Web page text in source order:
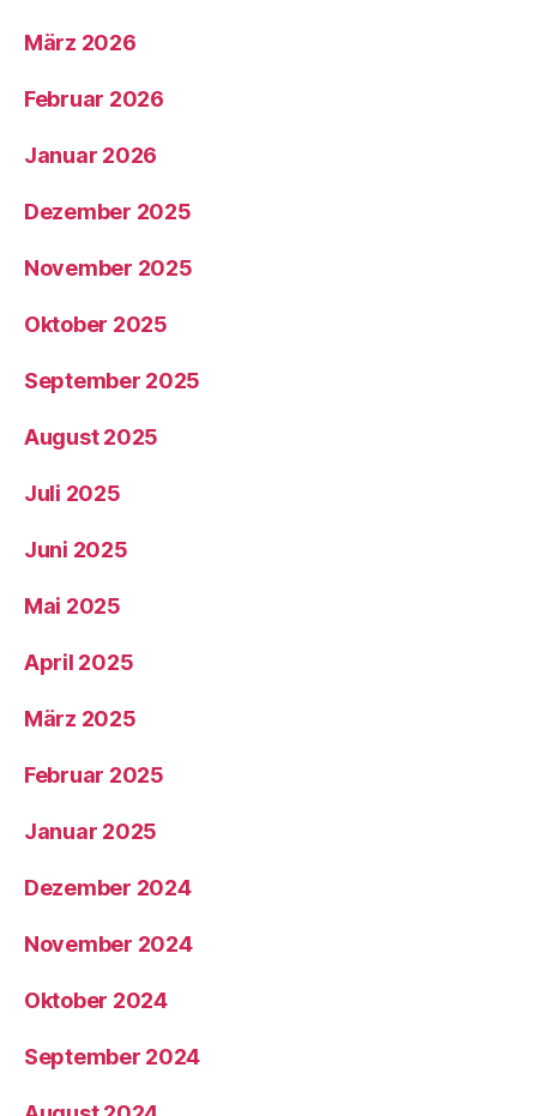
März 2026
Februar 2026
Januar 2026
Dezember 2025
November 2025
Oktober 2025
September 2025
August 2025
Juli 2025
Juni 2025
Mai 2025
April 2025
März 2025
Februar 2025
Januar 2025
Dezember 2024
November 2024
Oktober 2024
September 2024